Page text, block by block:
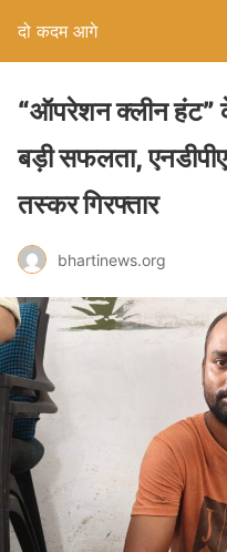
दो कदम आगे
“ऑपरेशन क्लीन हंट”
बड़ी सफलता,
तस्कर गिरफ्तार
bhartinews.org